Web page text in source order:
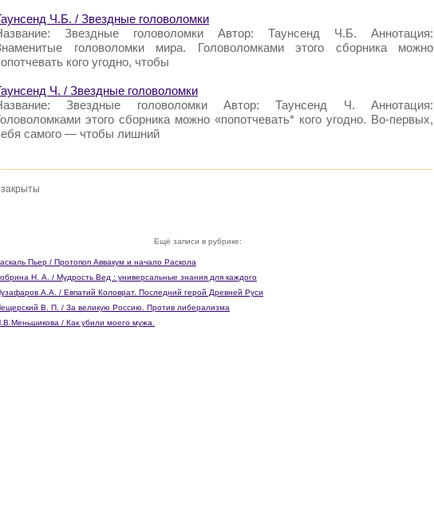
Ч.Б. / Звездные головоломки
Звездные головоломки Автор: Таунсенд Ч.Б. Аннотация:
головоломки мира. Головоломками этого сборника можно
кого угодно, чтобы
Ч. / Звездные головоломки
Звездные головоломки Автор: Таунсенд Ч. Аннотация:
этого сборника можно «попотчевать* кого угодно. Во-первых,
самого — чтобы лишний
Ещё записи в рубрике:
Пьер / Протопоп Аввакум и начало Раскола
Н. А. / Мудрость Вед : универсальные знания для каждого
А.А. / Евпатий Коловрат. Последний герой Древней Руси
В. П. / За великую Россию. Против либерализма
/ Как убили моего мужа.